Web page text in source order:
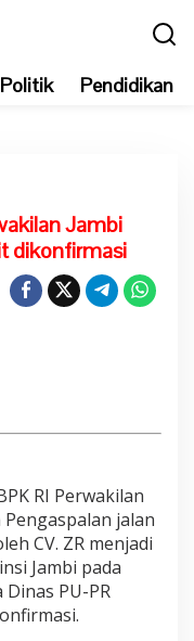
Politik Pendidikan
Jambi
dikonfirmasi
RI Perwakilan
jalan
CV. ZR menjadi
Jambi pada
PU-PR